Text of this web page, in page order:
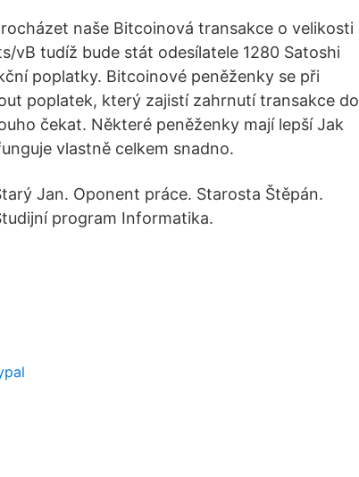
naše Bitcoinová transakce o velikosti
vB tudíž bude stát odesílatele 1280 Satoshi
poplatky. Bitcoinové peněženky se při
poplatek, který zajistí zahrnutí transakce do
čekat. Některé peněženky mají lepší Jak
vlastně celkem snadno.
Jan. Oponent práce. Starosta Štěpán.
program Informatika.